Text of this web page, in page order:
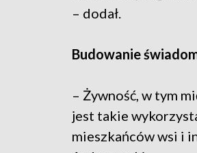
– dodał.
Budowanie
– Żywność, w tym
jest takie
mieszkańców wsi i